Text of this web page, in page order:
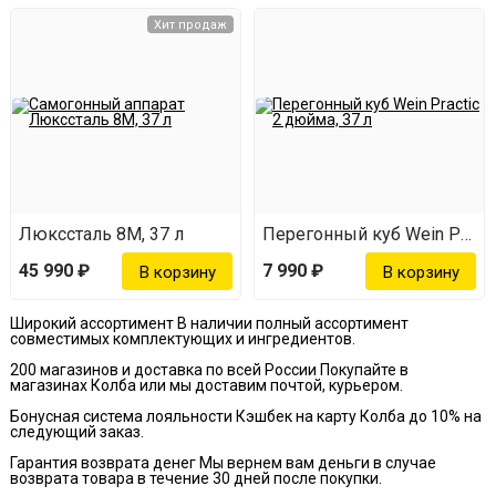
современным контроллером и ярким монохромным
но и эстетически привлекательным.
Следите за процессом, не покидая
удобного места
Дистанционное управление.Вы можете управлять и
используя свой смартфон.
Хит продаж
Люкссталь 8М, 37 л
45 990 ₽
Перегонный куб Wein
7 990 ₽
Широкий ассортимент В наличии полный ассортимент
совместимых комплектующих и ингредиентов.
200 магазинов и доставка по всей России Покупайте в
магазинах Колба или мы доставим почтой, курьером.
Бонусная система лояльности Кэшбек на карту Колба до 10% на
следующий заказ.
Гарантия возврата денег Мы вернем вам деньги в случае
возврата товара в течение 30 дней после покупки.